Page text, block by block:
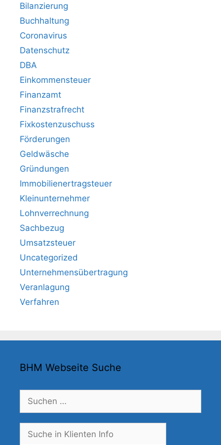
Bilanzierung
Buchhaltung
Coronavirus
Datenschutz
DBA
Einkommensteuer
Finanzamt
Finanzstrafrecht
Fixkostenzuschuss
Förderungen
Geldwäsche
Gründungen
Immobilienertragsteuer
Kleinunternehmer
Lohnverrechnung
Sachbezug
Umsatzsteuer
Uncategorized
Unternehmensübertragung
Veranlagung
Verfahren
BHM Webseite Suche
nach: